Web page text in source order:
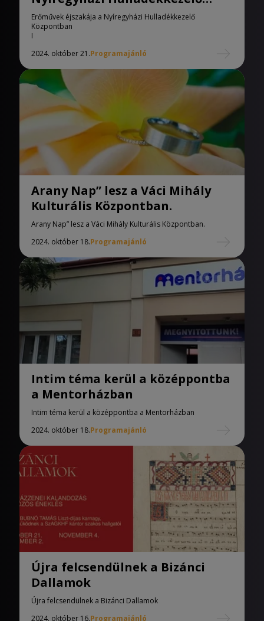
Központban
Erőművek éjszakája a Nyíregyházi Hulladékkezelő
Központban
I
2024. október 21.Programajánló
Arany Nap” lesz a Váci Mihály
Kulturális Központban.
Arany Nap” lesz a Váci Mihály Kulturális Központban.
2024. október 18.Programajánló
Intim téma kerül a középpontba
a Mentorházban
Intim téma kerül a középpontba a Mentorházban
2024. október 18.Programajánló
Újra felcsendülnek a Bizánci
Dallamok
Újra felcsendülnek a Bizánci Dallamok
2024. október 16.Programajánló